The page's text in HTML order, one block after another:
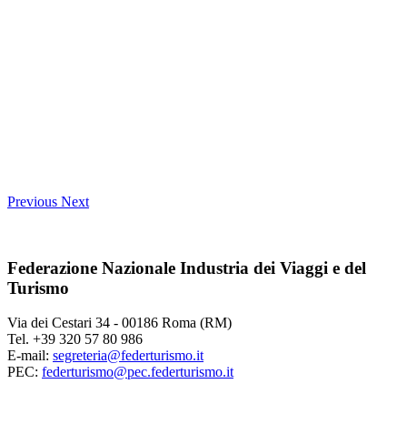
Previous Next
Federazione Nazionale Industria dei Viaggi e del
Turismo
Via dei Cestari 34 - 00186 Roma (RM)
Tel. +39 320 57 80 986
E-mail: segreteria@federturismo.it
PEC: federturismo@pec.federturismo.it